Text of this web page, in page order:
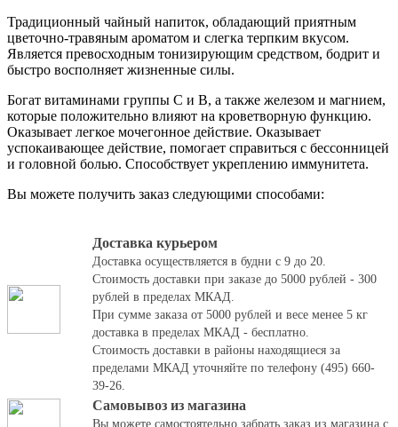
Традиционный чайный напиток, обладающий приятным
цветочно-травяным ароматом и слегка терпким вкусом.
Является превосходным тонизирующим средством, бодрит и
быстро восполняет жизненные силы.
Богат витаминами группы С и В, а также железом и магнием,
которые положительно влияют на кроветворную функцию.
Оказывает легкое мочегонное действие. Оказывает
успокаивающее действие, помогает справиться с бессонницей
и головной болью. Способствует укреплению иммунитета.
Вы можете получить заказ следующими способами:
Доставка курьером
Доставка осуществляется в будни с 9 до 20.
Стоимость доставки при заказе до 5000 рублей - 300
рублей в пределах МКАД.
При сумме заказа от 5000 рублей и весе менее 5 кг
доставка в пределах МКАД - бесплатно.
Стоимость доставки в районы находящиеся за
пределами МКАД уточняйте по телефону (495) 660-
39-26.
Самовывоз из магазина
Вы можете самостоятельно забрать заказ из магазина с